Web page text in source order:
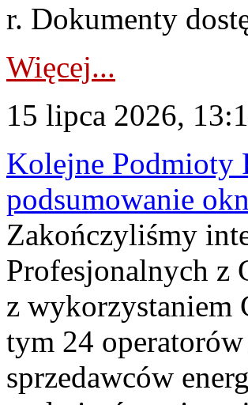
r. Dokumenty
Więcej...
15 lipca 2026,
Kolejne Podmioty
podsumowanie
Zakończyliśmy
Profesjonalnych z
z wykorzystaniem
tym 24
sprzedawców